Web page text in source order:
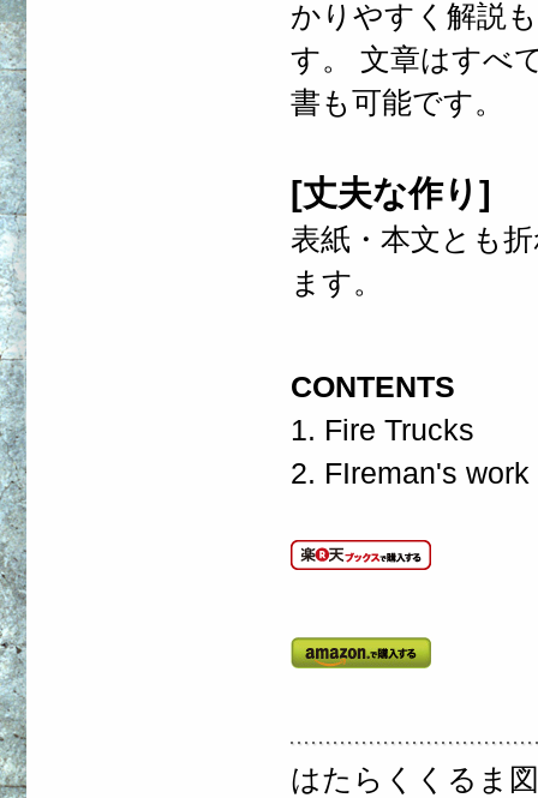
かりやすく解説
す。 文章はすべ
書も可能です。
[丈夫な作り]
表紙・本文とも
ます。
CONTENTS
1. Fire Trucks
2. FIreman's work
はたらくくるま